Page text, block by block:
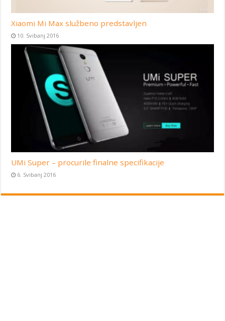
Xiaomi Mi Max službeno predstavljen
10. Svibanj 2016
UMi Super – procurile finalne specifikacije
6. Svibanj 2016